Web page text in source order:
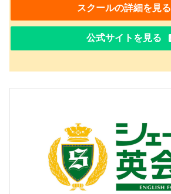
スクールの詳細を見る
公式サイトを見る